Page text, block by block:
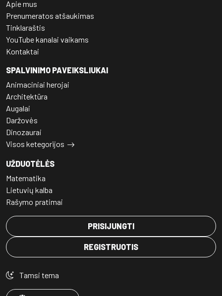
Apie mus
Prenumeratos atšaukimas
Tinklaraštis
YouTube kanalai vaikams
Kontaktai
SPALVINIMO PAVEIKSLIUKAI
Animaciniai herojai
Architektūra
Augalai
Daržovės
Dinozaurai
Visos ketegorijos
UŽDUOTĖLĖS
Matematika
Lietuvių kalba
Rašymo pratimai
PRISIJUNGTI
REGISTRUOTIS
Tamsi tema